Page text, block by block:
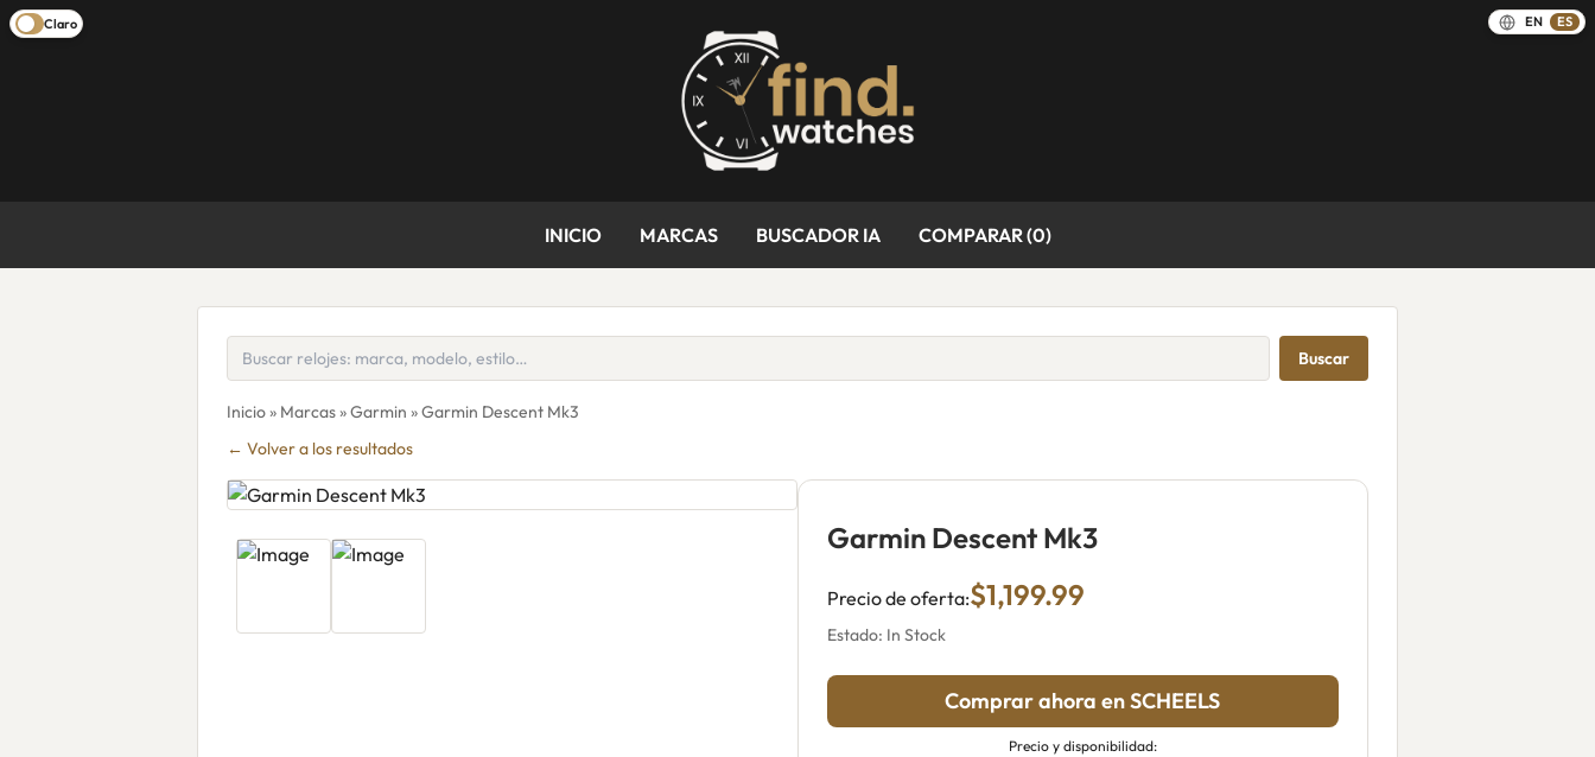
Claro EN ES
INICIO MARCAS BUSCADOR IA COMPARAR (0)
Buscar
Inicio» Marcas»Garmin » Garmin Descent Mk3
← Volver a los resultados
Garmin Descent Mk3
Precio de oferta:$1,199.99
Estado: In Stock
Comprar ahora en SCHEELS
Precio y disponibilidad: